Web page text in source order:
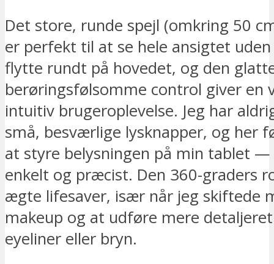
Det store, runde spejl (omkring 50
er perfekt til at se hele ansigtet
flytte rundt på hovedet, og den
berøringsfølsomme control giver en
intuitiv brugeroplevelse. Jeg har
små, besværlige lysknapper, og her
at styre belysningen på min tablet
enkelt og præcist. Den 360-graders
ægte lifesaver, især når jeg skiftede
makeup og at udføre mere
eyeliner eller bryn.